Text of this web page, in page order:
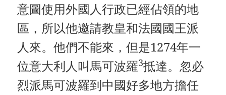
意圖使用外國人行政已經佔領的地
區，所以他邀請教皇和法國國王派
人來。他們不能來，但是1274年一
位意大利人叫馬可波羅3抵達。忽必
烈派馬可波羅到中國好多地方擔任